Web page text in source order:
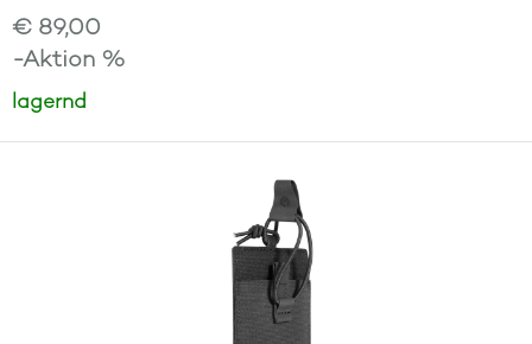
€ 89,00
-Aktion %
lagernd